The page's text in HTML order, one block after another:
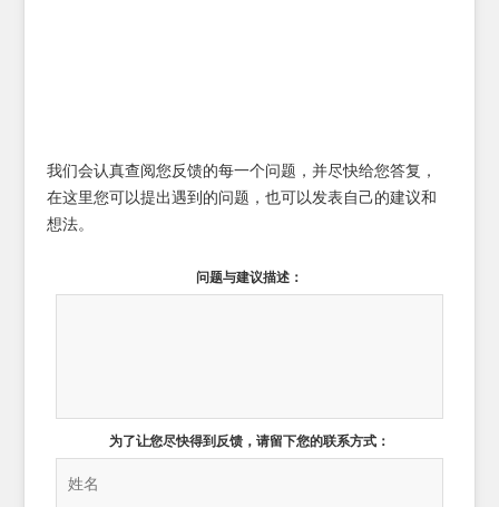
我们会认真查阅您反馈的每一个问题，并尽快给您答复，
在这里您可以提出遇到的问题，也可以发表自己的建议和
想法。
问题与建议描述：
为了让您尽快得到反馈，请留下您的联系方式：